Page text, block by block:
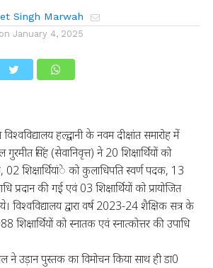
Singh Marwah
January 4, 2025
हल्द्वानी के नवम दीक्षांत समारोह में
सिंह (सेवानिवृत्त) ने 20 शिक्षार्थियों को
02 शिक्षार्थियांे को कुलाधिपति स्वर्ण पदक, 13
प्रदान की गई एवं 03 शिक्षार्थियों को प्रायोजित
विश्वविद्यालय द्वारा वर्ष 2023-24 शैक्षिक सत्र के
को स्नातक एवं स्नात्कोत्तर की उपाधि
ने उड़ान पुस्तक का विमोचन किया साथ ही डा0